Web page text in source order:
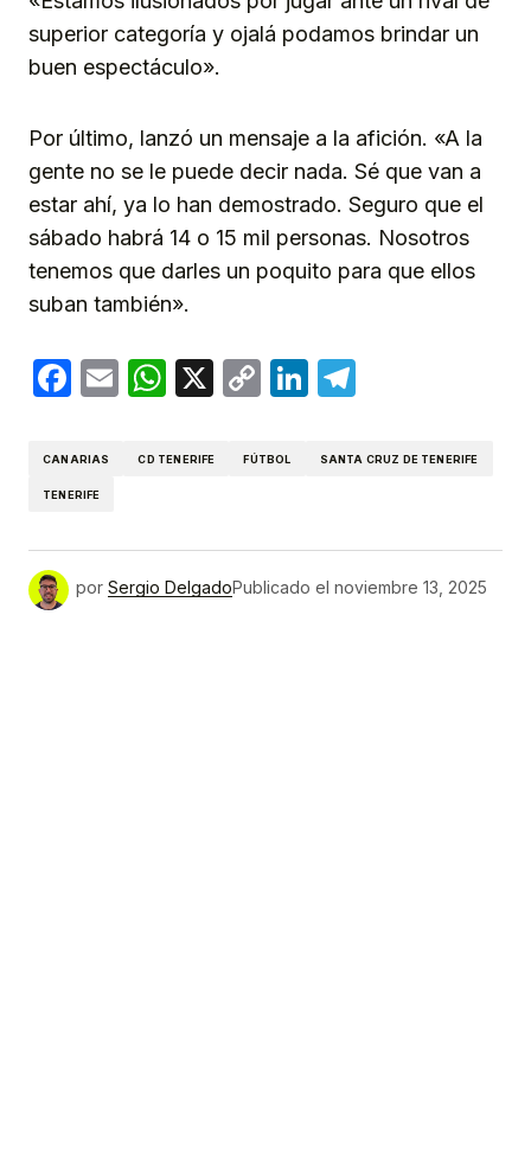
superior categoría y ojalá podamos brindar un
buen espectáculo».
Por último, lanzó un mensaje a la afición. «A la
gente no se le puede decir nada. Sé que van a
estar ahí, ya lo han demostrado. Seguro que el
sábado habrá 14 o 15 mil personas. Nosotros
tenemos que darles un poquito para que ellos
suban también».
Facebook
EmailWhatsApp
X
CopyLinkedIn
CANARIAS CD TENERIFE FÚTBOL SANTA CRUZ DE TENERIFE
TENERIFE
por Sergio DelgadoPublicado el noviembre 13, 2025